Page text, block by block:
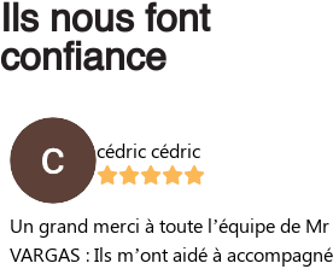
Ils nous font
confiance
cédric cédric
Un grand merci à toute l’équipe de Mr
VARGAS : Ils m’ont aidé à accompagné